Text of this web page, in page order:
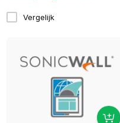
Vergelijk